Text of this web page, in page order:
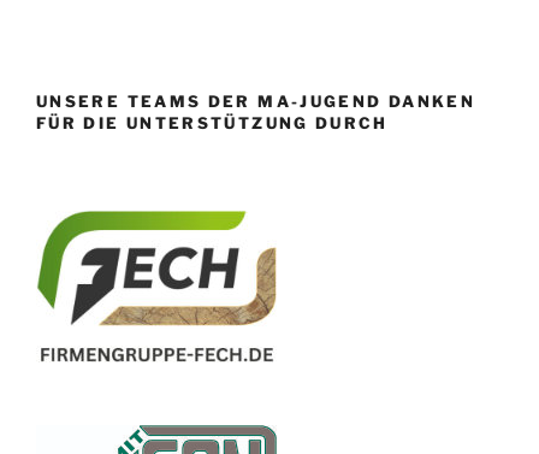
UNSERE TEAMS DER MA-JUGEND DANKEN
FÜR DIE UNTERSTÜTZUNG DURCH